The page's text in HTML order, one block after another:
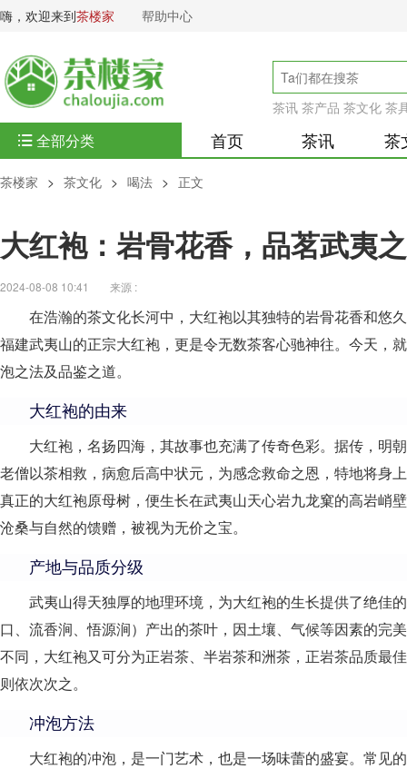
嗨，欢迎来到茶楼家 帮助中心
茶讯 茶产品 茶文化 茶
全部分类 首页 茶讯 茶
茶楼家 > 茶文化 > 喝法 > 正文
大红袍：岩骨花香，品茗武夷
2024-08-08 10:41 来源 :
在浩瀚的茶文化长河中，大红袍以其独特的岩骨花香和悠
福建武夷山的正宗大红袍，更是令无数茶客心驰神往。今天，
泡之法及品鉴之道。
大红袍的由来
大红袍，名扬四海，其故事也充满了传奇色彩。据传，明
老僧以茶相救，病愈后高中状元，为感念救命之恩，特地将身
真正的大红袍原母树，便生长在武夷山天心岩九龙窠的高岩峭
沧桑与自然的馈赠，被视为无价之宝。
产地与品质分级
武夷山得天独厚的地理环境，为大红袍的生长提供了绝佳
口、流香涧、悟源涧）产出的茶叶，因土壤、气候等因素的完
不同，大红袍又可分为正岩茶、半岩茶和洲茶，正岩茶品质最
则依次次之。
冲泡方法
大红袍的冲泡，是一门艺术，也是一场味蕾的盛宴。常见